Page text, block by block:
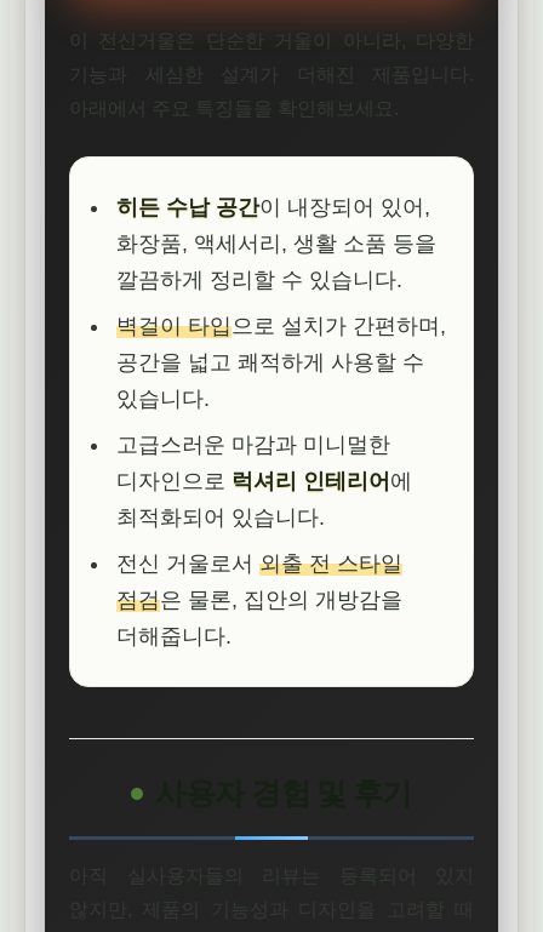
이 전신거울은 단순한 거울이 아니라, 다양한
기능과 세심한 설계가 더해진 제품입니다.
아래에서 주요 특징들을 확인해보세요.
히든 수납 공간이 내장되어 있어,
화장품, 액세서리, 생활 소품 등을
깔끔하게 정리할 수 있습니다.
벽걸이 타입으로 설치가 간편하며,
공간을 넓고 쾌적하게 사용할 수
있습니다.
고급스러운 마감과 미니멀한
디자인으로 럭셔리 인테리어 에
최적화되어 있습니다.
전신 거울로서 외출 전 스타일
점검은 물론, 집안의 개방감을
더해줍니다.